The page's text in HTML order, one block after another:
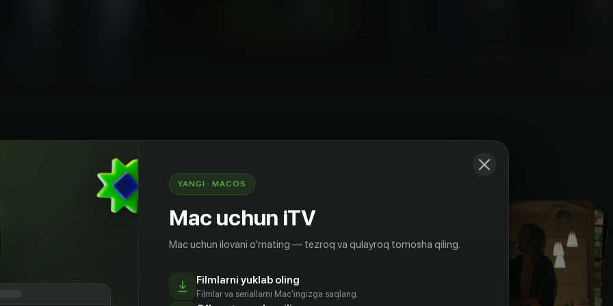
FenteziAQSh
ваш лучший друг погибнет? Будете
родственников, похороните его… И
так как жизнь не стоит на месте… Но
если ваш погибший друг вернется? Причем
в здравом уме и твердой памяти...
worse than having your best friend die?»
YANGI · MACOS
Mac uchun iTV
Mac uchun ilovani o'rnating — tezroq va qulayroq tomosha qiling.
Filmlarni yuklab oling
Filmlar va seriallarni Mac'ingizga saqlang.